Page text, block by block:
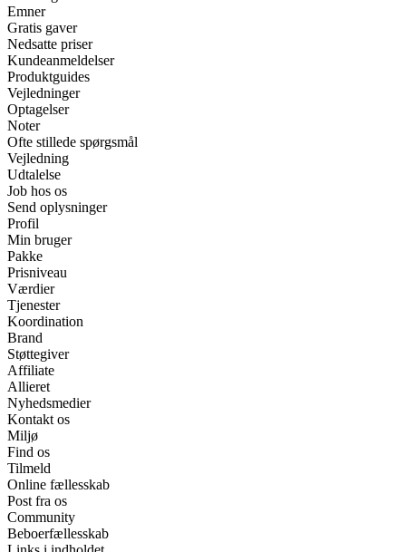
Emner
Gratis gaver
Nedsatte priser
Kundeanmeldelser
Produktguides
Vejledninger
Optagelser
Noter
Ofte stillede spørgsmål
Vejledning
Udtalelse
Job hos os
Send oplysninger
Profil
Min bruger
Pakke
Prisniveau
Værdier
Tjenester
Koordination
Brand
Støttegiver
Affiliate
Allieret
Nyhedsmedier
Kontakt os
Miljø
Find os
Tilmeld
Online fællesskab
Post fra os
Community
Beboerfællesskab